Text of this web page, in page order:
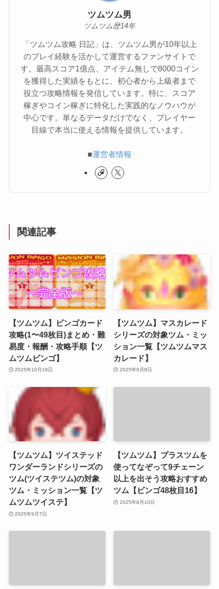
ツムツム男
ツムツム歴14年
「ツムツム攻略 日記」は、ツムツム男が10年以上
のプレイ経験を活かして運営するファンサイトで
す。最高スコア1億点、アイテム無しで8000コイン
を獲得した実績をもとに、初心者から上級者まで
役立つ攻略情報を発信しています。特に、スコア
稼ぎやコイン稼ぎに特化した実践的なノウハウが
中心です。単なるデータだけでなく、プレイヤー
目線で本当に使える情報を提供しています。
■運営者情報
関連記事
【ツムツム】ビンゴカード
攻略(1〜49枚目)まとめ・難
易度・報酬・攻略手順【ツ
ムツムビンゴ】
2025年10月18日
【ツムツム】マスカレード
シリーズの対象ツム・ミッ
ション一覧【ツムツムマス
カレード】
2025年9月8日
【ツムツム】ツイステッド
ワンダーランドシリーズの
ツム(ツイステツム)の対象
ツム・ミッション一覧【ツ
ムツムツイステ】
2025年9月7日
【ツムツム】プラスツムを
使ってなぞって9チェーン
以上を出そう攻略おすすめ
ツム【ビンゴ48枚目16】
2025年8月10日